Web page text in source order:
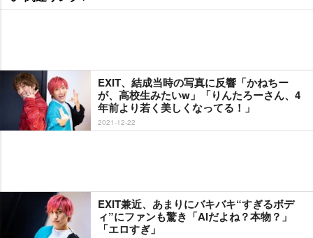
EXIT、結成当時の写真に反響「かねちー
が、高校生みたいw」「りんたろーさん、4
年前より若く美しくなってる！」
2021-12-22
EXIT兼近、あまりにバキバキ“すぎるボデ
ィ”にファンも驚き「AIだよね？本物？」
「エロすぎ」